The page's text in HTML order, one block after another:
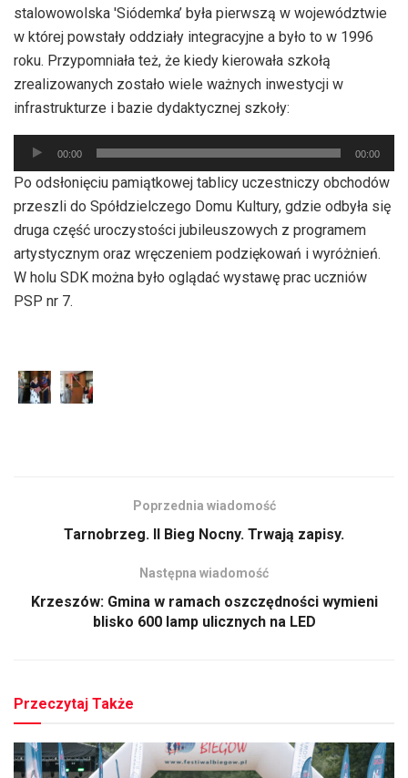
stalowowolska 'Siódemka’ była pierwszą w województwie
w której powstały oddziały integracyjne a było to w 1996
roku. Przypomniała też, że kiedy kierowała szkołą
zrealizowanych zostało wiele ważnych inwestycji w
infrastrukturze i bazie dydaktycznej szkoły:
Odtwarzacz
plików
dźwiękowych
00:00 00:00
Po odsłonięciu pamiątkowej tablicy uczestniczy obchodów
przeszli do Spółdzielczego Domu Kultury, gdzie odbyła się
druga część uroczystości jubileuszowych z programem
artystycznym oraz wręczeniem podziękowań i wyróżnień.
W holu SDK można było oglądać wystawę prac uczniów
PSP nr 7.
Poprzednia wiadomość
Tarnobrzeg. II Bieg Nocny. Trwają zapisy.
Następna wiadomość
Krzeszów: Gmina w ramach oszczędności wymieni
blisko 600 lamp ulicznych na LED
Przeczytaj Także